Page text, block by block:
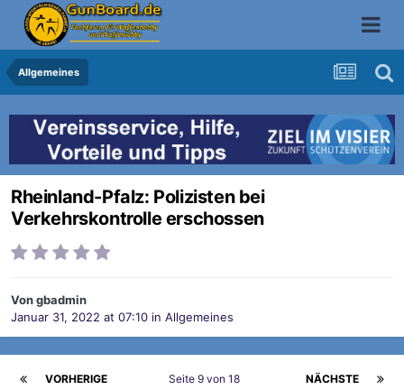
Allgemeines
Rheinland-Pfalz: Polizisten bei
Verkehrskontrolle erschossen
Vongbadmin
Januar 31, 2022 at 07:10 in Allgemeines
VORHERIGE NÄCHSTE
Seite 9 von 18